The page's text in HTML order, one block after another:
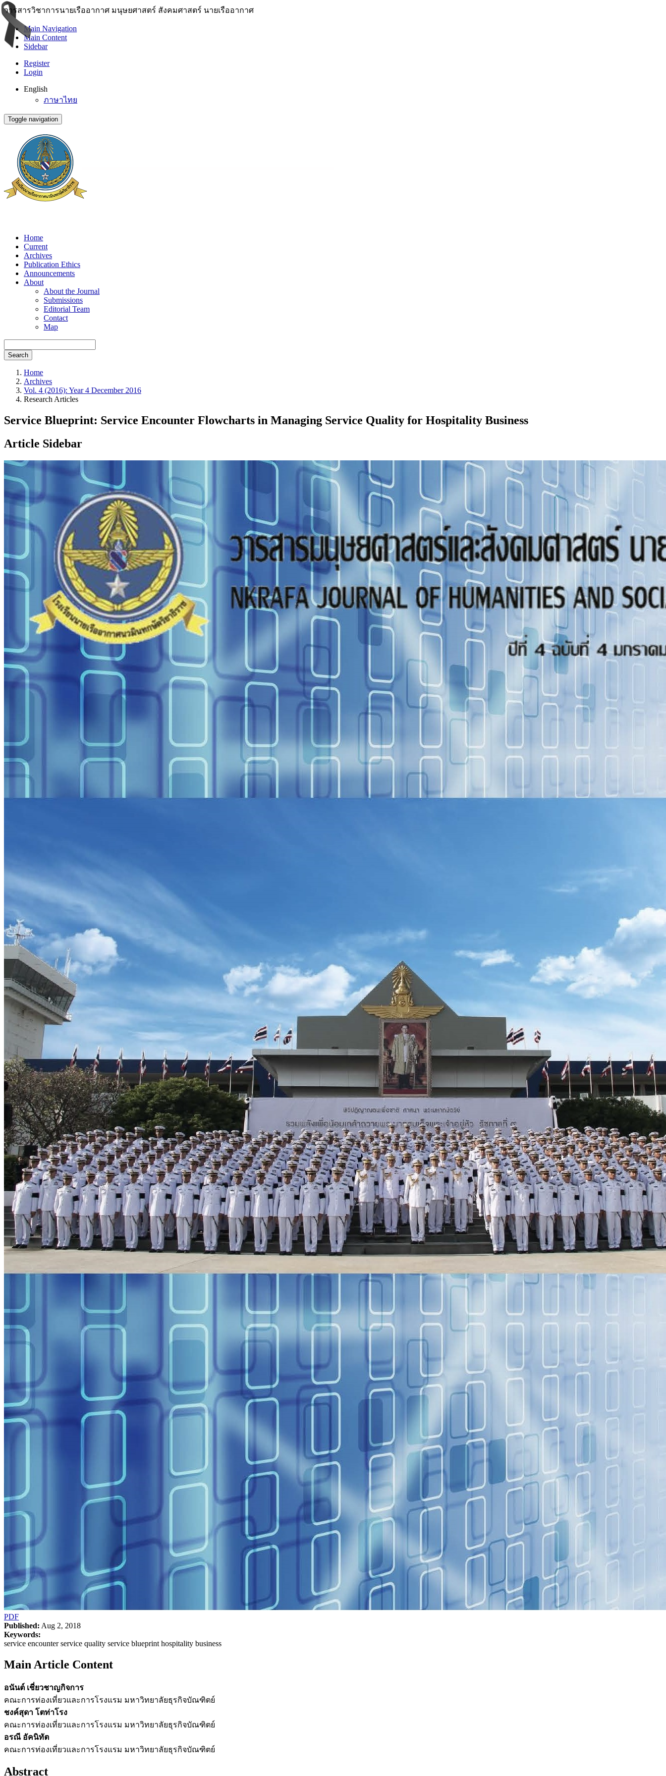
วารสารวิชาการนายเรืออากาศ มนุษยศาสตร์ สังคมศาสตร์ นายเรืออากาศ
Main Navigation
Main Content
Sidebar
Register
Login
English
ภาษาไทย
Toggle navigation
Home
Current
Archives
Publication Ethics
Announcements
About
About the Journal
Submissions
Editorial Team
Contact
Map
Search
Home
Archives
Vol. 4 (2016): Year 4 December 2016
Research Articles
Service Blueprint: Service Encounter Flowcharts in Managing Service Quality for Hospitality Business
Article Sidebar
PDF
Published: Aug 2, 2018
Keywords:
service encounter service quality service blueprint hospitality business
Main Article Content
อนันต์ เชี่ยวชาญกิจการ
คณะการท่องเที่ยวและการโรงแรม มหาวิทยาลัยธุรกิจบัณฑิตย์
ชงค์สุดา โตท่าโรง
คณะการท่องเที่ยวและการโรงแรม มหาวิทยาลัยธุรกิจบัณฑิตย์
อรณี อัคนิทัต
คณะการท่องเที่ยวและการโรงแรม มหาวิทยาลัยธุรกิจบัณฑิตย์
Abstract